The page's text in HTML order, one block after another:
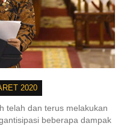
2020
telah dan terus melakukan
beberapa dampak